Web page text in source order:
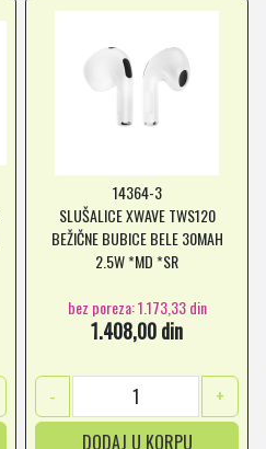
14364-3
SLUŠALICE XWAVE TWS120
BEŽIČNE BUBICE BELE 30MAH
2.5W *MD *SR
bez poreza: 1.173,33 din
1.408,00 din
-
+
DODAJ U KORPU